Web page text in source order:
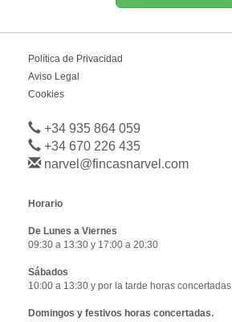
Política de Privacidad
Aviso Legal
Cookies
+34 935 864 059
+34 670 226 435
narvel@fincasnarvel.com
Horario
De Lunes a Viernes
09:30 a 13:30 y 17:00 a 20:30
Sábados
10:00 a 13:30 y por la tarde horas concertadas.
Domingos y festivos horas concertadas.